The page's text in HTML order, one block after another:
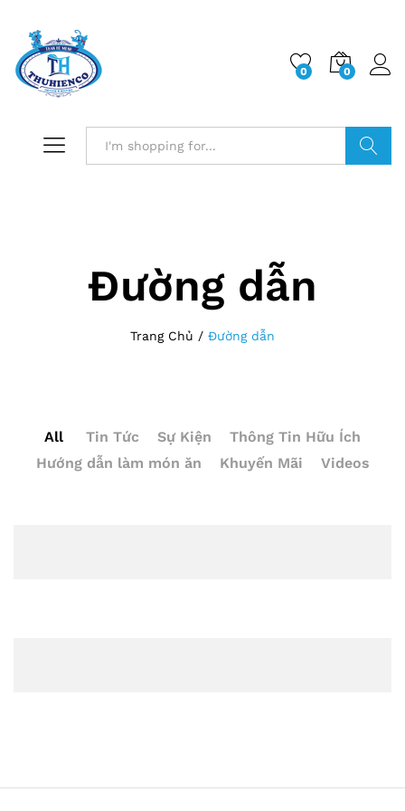
0 0
Đường dẫn
Trang Chủ / Đường dẫn
All Tin Tức Sự Kiện
Thông Tin Hữu Ích
Hướng dẫn làm món ăn
Khuyến Mãi Videos